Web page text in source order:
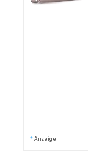
* Anzeige